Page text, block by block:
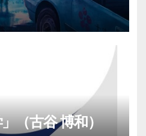
（古谷 博和）